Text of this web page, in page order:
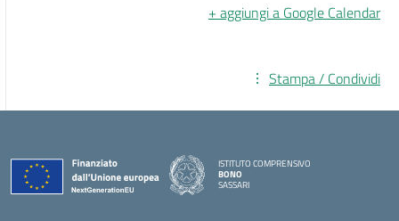
+ aggiungi a Google Calendar
Stampa / Condividi
ISTITUTO COMPRENSIVO
BONO
SASSARI